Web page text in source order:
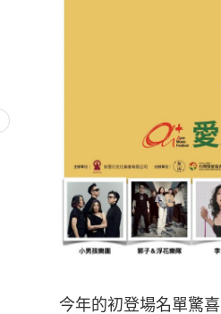
今年的初登場名單驚